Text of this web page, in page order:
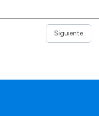
Siguiente